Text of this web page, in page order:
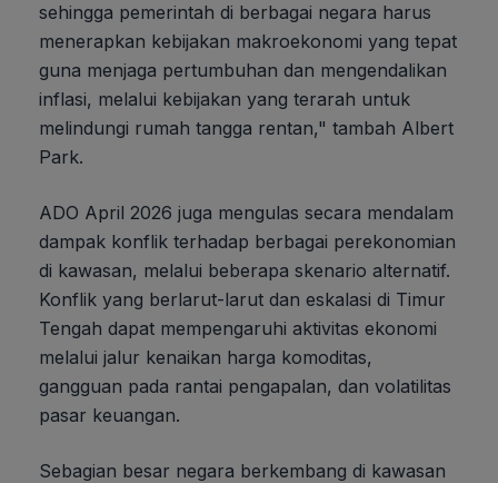
sehingga pemerintah di berbagai negara harus
menerapkan kebijakan makroekonomi yang tepat
guna menjaga pertumbuhan dan mengendalikan
inflasi, melalui kebijakan yang terarah untuk
melindungi rumah tangga rentan," tambah Albert
Park.
ADO April 2026 juga mengulas secara mendalam
dampak konflik terhadap berbagai perekonomian
di kawasan, melalui beberapa skenario alternatif.
Konflik yang berlarut-larut dan eskalasi di Timur
Tengah dapat mempengaruhi aktivitas ekonomi
melalui jalur kenaikan harga komoditas,
gangguan pada rantai pengapalan, dan volatilitas
pasar keuangan.
Sebagian besar negara berkembang di kawasan